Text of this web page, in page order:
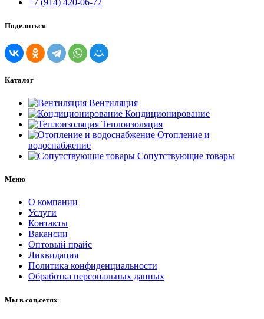
+7 (914) 420-06-72
Поделиться
Каталог
Вентиляция
Кондиционирование
Теплоизоляция
Отопление и
водоснабжение
Сопутствующие товары
Меню
О компании
Услуги
Контакты
Вакансии
Оптовый прайс
Ликвидация
Политика конфиденциальности
Обработка персональных данных
Мы в соц.сетях